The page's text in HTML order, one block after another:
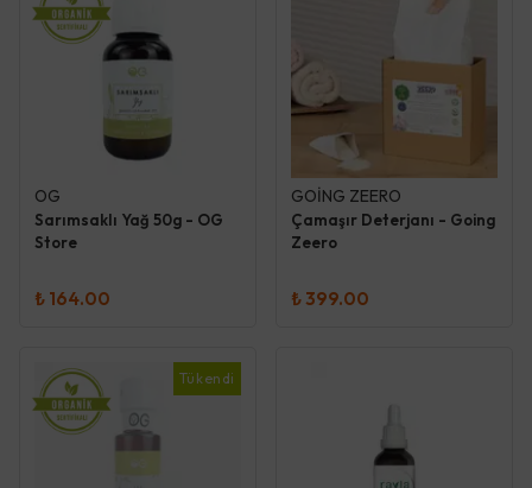
OG
Sarımsaklı Yağ 50g - OG
Store
₺ 164.00
GOİNG ZEERO
Çamaşır Deterjanı - Going
Zeero
₺ 399.00
Tükendi